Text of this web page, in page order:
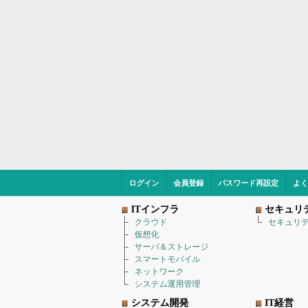
ログイン 会員登録 パスワード再設定 よ
ITインフラ
クラウド
仮想化
サーバ＆ストレージ
スマートモバイル
ネットワーク
システム運用管理
セキュリ
セキュリ
システム開発 IT経営